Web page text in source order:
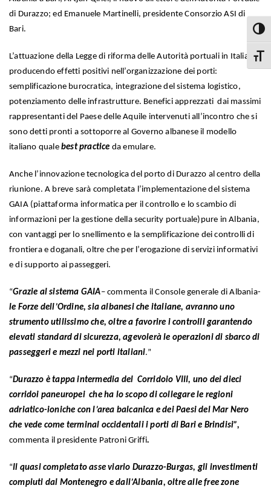
di Durazzo; ed Emanuele Martinelli, presidente Consorzio ASI di
Bari.
L’attuazione della Legge di riforma delle Autorità portuali in Italia sta
producendo effetti positivi nell’organizzazione dei porti:
semplificazione burocratica, integrazione del sistema logistico,
potenziamento delle infrastrutture. Benefici apprezzati dai massimi
rappresentanti del Paese delle Aquile intervenuti all’incontro che si
sono detti pronti a sottoporre al Governo albanese il modello
italiano quale best practice da emulare.
Anche l’innovazione tecnologica del porto di Durazzo al centro della
riunione. A breve sarà completata l’implementazione del sistema
GAIA (piattaforma informatica per il controllo e lo scambio di
informazioni per la gestione della security portuale)pure in Albania,
con vantaggi per lo snellimento e la semplificazione dei controlli di
frontiera e doganali, oltre che per l’erogazione di servizi informativi
e di supporto ai passeggeri.
“Grazie al sistema GAIA– commenta il Console generale di Albania-
le Forze dell’Ordine, sia albanesi che italiane, avranno uno
strumento utilissimo che, oltre a favorire i controlli garantendo
elevati standard di sicurezza, agevolerà le operazioni di sbarco di
passeggeri e mezzi nei porti italiani.”
“Durazzo è tappa intermedia del Corridoio VIII, uno dei dieci
corridoi paneuropei che ha lo scopo di collegare le regioni
adriatico-ioniche con l’area balcanica e dei Paesi del Mar Nero
che vede come terminal occidentali i porti di Bari e Brindisi”,
commenta il presidente Patroni Griffi.
“Il quasi completato asse viario Durazzo-Burgas, gli investimenti
compiuti dal Montenegro e dall’Albania, oltre alle free zone